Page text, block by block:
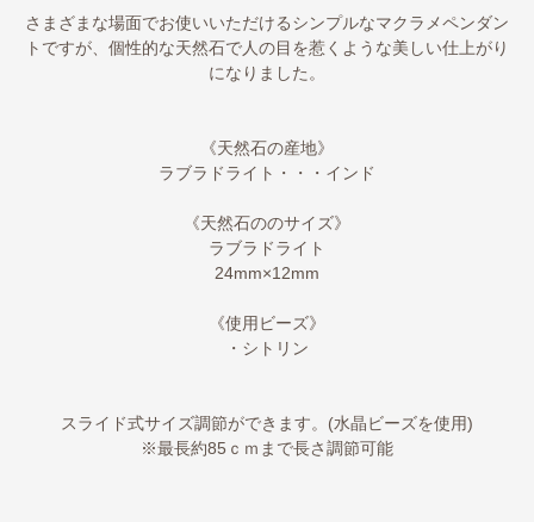
さまざまな場面でお使いいただけるシンプルなマクラメペンダン
トですが、個性的な天然石で人の目を惹くような美しい仕上がり
になりました。
《天然石の産地》
ラブラドライト・・・インド
《天然石ののサイズ》
ラブラドライト
24mm×12mm
《使用ビーズ》
・シトリン
スライド式サイズ調節ができます。(水晶ビーズを使用)
※最長約85ｃｍまで長さ調節可能